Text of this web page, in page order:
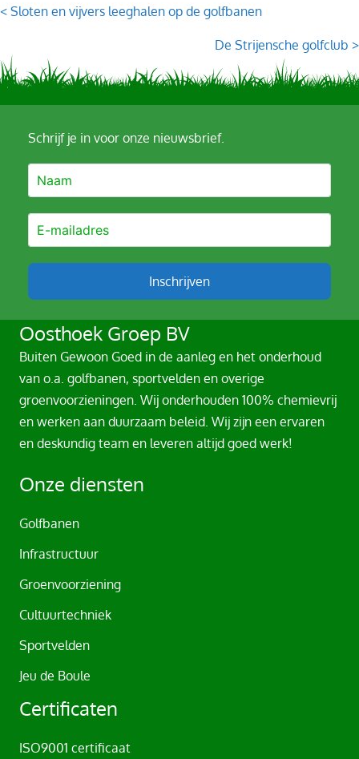
Posts
< Sloten en vijvers leeghalen op de golfbanen
De Strijensche golfclub >
Schrijf je in voor onze nieuwsbrief.
Inschrijven
A
t
v
Oosthoek Groep BV
Buiten Gewoon Goed in de aanleg en het onderhoud
van o.a. golfbanen, sportvelden en overige
groenvoorzieningen. Wij onderhouden 100% chemievrij
en werken aan duurzaam beleid. Wij zijn een ervaren
en deskundig team en leveren altijd goed werk!
Onze diensten
Golfbanen
Infrastructuur
Groenvoorziening
Cultuurtechniek
Sportvelden
Jeu de Boule
Certificaten
ISO9001 certificaat